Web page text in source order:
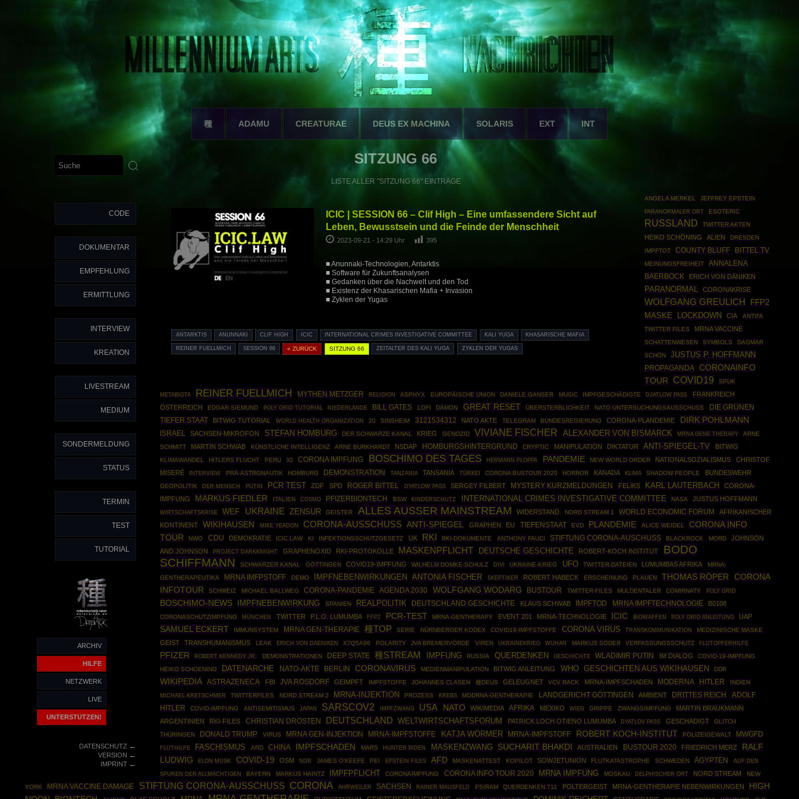
種 ADAMU CREATURAE DEUS EX MACHINA SOLARIS EXT INT
CODE
DOKUMENTAR
EMPFEHLUNG
ERMITTLUNG
INTERVIEW
KREATION
LIVESTREAM
MEDIUM
SONDERMELDUNG
STATUS
TERMIN
TEST
TUTORIAL
ARCHIV
HILFE
NETZWERK
LIVE
UNTERSTÜTZEN!
DATENSCHUTZ←
VERSION ←
IMPRINT←
SITZUNG 66
LISTE ALLER "SITZUNG 66" EINTRÄGE
ICIC | SESSION 66 – Clif High – Eine umfassendere Sicht auf
Leben, Bewusstsein und die Feinde der Menschheit
2023-09-21 - 14:29 Uhr 395
■ Anunnaki-Technologien, Antarktis
■ Software für Zukunftsanalysen
■ Gedanken über die Nachwelt und den Tod
■ Existenz der Khasarischen Mafia + Invasion
■ Zyklen der Yugas
ANTARKTIS ANUNNAKI CLIF HIGH ICIC INTERNATIONAL CRIMES INVESTIGATIVE COMMITTEE KALI YUGA KHASARISCHE MAFIA
REINER FUELLMICH SESSION 66 « ZURÜCK SITZUNG 66 ZEITALTER DES KALI YUGA ZYKLEN DER YUGAS
ANGELA MERKEL JEFFREY EPSTEIN
PARANORMALER ORT ESOTERIC
RUSSLAND TWITTER AKTEN
HEIKO SCHÖNING ALIEN
DRESDEN
IMPFTOT
COUNTY BLUFF BITTEL TV
MEINUNGSFREIHEIT
ANNALENA
BAERBOCK
ERICH VON DÄNIKEN
PARANORMAL CORONAKRISE
WOLFGANG GREULICH
FFP2
MASKE
LOCKDOWN CIA
ANTIFA
TWITTER FILES
MRNA VACCINE
SCHATTENWESEN SYMBOLS
DAGMAR
SCHÖN
JUSTUS P. HOFFMANN
PROPAGANDA
CORONAINFO
TOUR
COVID19 SPUK
METABIOTA REINER FUELLMICH MYTHEN METZGER RELIGION ASPHYX EUROPÄISCHE UNION DANIELE GANSER MUSIC IMPFGESCHÄDIGTE DJATLOW PASS
FRANKREICH
ÖSTERREICH
EDGAR SIEMUND POLY GRID TUTORIAL NIEDERLANDE BILL GATES LOFI DÄMON GREAT RESET ÜBERSTERBLICHKEIT NATO UNTERSUCHUNGSAUSSCHUSS
DIE GRÜNEN
TIEFER STAAT
BITWIG TUTORIAL WORLD HEALTH ORGANIZATION 2G SINSHEIM 3121534312 NATO AKTE TELEGRAM BUNDESREGIERUNG CORONA-PLANDEMIE DIRK POHLMANN
ISRAEL SACHSEN-MIKROFON STEFAN HOMBURG DER SCHWARZE KANAL KRIEG GENOZID VIVIANE FISCHER ALEXANDER VON BISMARCK MRNA GENE THERAPY
ARNE
SCHMITT
MARTIN SCHWAB KÜNSTLICHE INTELLIGENZ ARNE BURKHARDT NSDAP HOMBURGSHINTERGRUND CRYPTIC MANIPULATION DIKTATUR ANTI-SPIEGEL-TV BITWIG
KLIMAWANDEL HITLERS FLUCHT PERU 3G CORONA IMPFUNG BOSCHIMO DES TAGES HERMANN PLOPPA PANDEMIE NEW WORLD ORDER NATIONALSOZIALISMUS
CHRISTOF
MISERÉ
INTERVIEW PRÄ-ASTRONAUTIK HOMBURG DEMONSTRATION TANZANIA TANSANIA TÜRKEI CORONA BUSTOUR 2020 HORROR KANADA KLIMA SHADOW PEOPLE BUNDESWEHR
GEOPOLITIK DER MENSCH PUTIN PCR TEST ZDF SPD ROGER BITTEL DYATLOW PASS SERGEY FILBERT MYSTERY KURZMELDUNGEN FELIKS KARL LAUTERBACH
CORONA-
IMPFUNG
MARKUS FIEDLER ITALIEN COSMO PFIZERBIONTECH BSW KINDERSCHUTZ INTERNATIONAL CRIMES INVESTIGATIVE COMMITTEE NASA JUSTUS HOFFMANN
WIRTSCHAFTSKRISE WEF UKRAINE ZENSUR GEISTER ALLES AUSSER MAINSTREAM WIDERSTAND NORD STREAM 1 WORLD ECONOMIC FORUM
AFRIKANISCHER
KONTINENT
WIKIHAUSEN MIKE YEADON CORONA-AUSSCHUSS ANTI-SPIEGEL GRAPHEN EU TIEFENSTAAT EVD PLANDEMIE ALICE WEIDEL
CORONA INFO
TOUR
NWO CDU DEMOKRATIE ICIC.LAW KI INFEKTIONSSCHUTZGESETZ UK RKI RKI-DOKUMENTE ANTHONY FAUCI STIFTUNG CORONA-AUSCHUSS BLACKROCK MORD
JOHNSON
AND JOHNSON
PROJECT DARKKNIGHT GRAPHENOXID RKI-PROTOKOLLE MASKENPFLICHT DEUTSCHE GESCHICHTE ROBERT-KOCH INSTITUT
BODO
SCHIFFMANN
SCHWARZER KANAL GÖTTINGEN COVID19-IMPFUNG WILHELM DOMKE-SCHULZ DIVI UKRAINE-KRIEG UFO TWITTER-DATEIEN LUMUMBAS AFRIKA
MRNA-
GENTHERAPEUTIKA
MRNA IMFPSTOFF DEMO IMPFNEBENWIRKUNGEN ANTONIA FISCHER SKEPTIKER ROBERT HABECK ERSCHEINUNG PLAUEN THOMAS RÖPER
CORONA
INFOTOUR
SCHWEIZ MICHAEL BALLWEG CORONA-PANDEMIE AGENDA 2030 WOLFGANG WODARG BUSTOUR TWITTER-FILES MULDENTALER COMIRNATY POLY GRID
BOSCHIMO-NEWS IMPFNEBENWIRKUNG SPANIEN REALPOLITIK DEUTSCHLAND GESCHICHTE KLAUS SCHWAB IMPFTOD MRNA IMPFTECHNOLOGIE B0108
CORONASCHUTZIMPFUNG MÜNCHEN TWITTER P.L.O. LUMUMBA FFP2 PCR-TEST MRNA-GENTHERAPY EVENT 201 MRNA-TECHNOLOGIE ICIC BIOWAFFEN POLY GRID ANLEITUNG UAP
SAMUEL ECKERT IMMUNSYSTEM MRNA GEN-THERAPIE 種TOP SERIE NÜRNBERGER KODEX COVID19-IMPFSTOFFE CORONA VIRUS TRANSKOMMUNIKATION MEDIZINISCHE MASKE
GEIST TRANSHUMANISMUS LEAK ERICH VON DAENIKEN X7Q5A96 POLARITY JVA BREMERVÖRDE VIREN UKRAINEKRIEG WUHAN MARKUS SÖDER VERFASSUNGSSCHUTZ FLUTOPFERHILFE
PFIZER ROBERT KENNEDY JR. DEMONSTRATIONEN DEEP STATE 種STREAM IMPFUNG RUSSIA QUERDENKEN GESCHICHTE WLADIMIR PUTIN IM DIALOG
COVID-19-IMPFUNG
HEIKO SCHOENING
DATENARCHE NATO-AKTE BERLIN CORONAVIRUS MEDIENMANIPULATION BITWIG ANLEITUNG WHO GESCHICHTEN AUS WIKIHAUSEN DDR
WIKIPEDIA ASTRAZENECA FBI JVA ROSDORF GEIMPFT IMPFSTOFFE JOHANNES CLASEN 種DEUS GELEUGNET VCV RACK MRNA-IMPFSCHADEN MODERNA HITLER INDIEN
MICHAEL KRETSCHMER TWITTERFILES NORD STREAM 2 MRNA-INJEKTION PROZESS KREBS MODRNA-GENTHERAPIE LANDGERICHT GÖTTINGEN AMBIENT DRITTES REICH
ADOLF
HITLER
COVID-IMPFUNG ANTISEMITISMUS JAPAN SARSCOV2 IMPFZWANG USA NATO WIKIMEDIA AFRIKA MEXIKO WIEN GRIPPE ZWANGSIMPFUNG
MARTIN BRAUKMANN
ARGENTINIEN
RKI-FILES CHRISTIAN DROSTEN DEUTSCHLAND WELTWIRTSCHAFTSFORUM PATRICK LOCH OTIENO LUMUMBA DYATLOV PASS GESCHÄDIGT
GLITCH
THÜRINGEN
DONALD TRUMP VIRUS MRNA GEN-INJEKTION MRNA-IMPFSTOFFE KATJA WÖRMER MRNA-IMPFSTOFF ROBERT KOCH-INSTITUT POLIZEIGEWALT MWGFD
FLUTHILFE FASCHISMUS ARD CHINA IMPFSCHADEN MARS HUNTER BIDEN MASKENZWANG SUCHARIT BHAKDI AUSTRALIEN BUSTOUR 2020 FRIEDRICH MERZ
RALF
LUDWIG
ELON MUSK COVID-19 OSM NDR JAMES O'KEEFE PEI EPSTEIN FILES AFD MASKENATTEST KOPILOT SOWJETUNION FLUTKATASTROPHE SCHWEDEN ÄGYPTEN AUF DEN
SPUREN DER ALLMÄCHTIGEN BAYERN MARKUS HAINTZ IMPFPFLICHT CORONAIMPFUNG CORONA INFO TOUR 2020 MRNA IMPFUNG MOSKAU DELPHISCHER ORT NORD STREAM
NEW
YORK
MRNA VACCINE DAMAGE STIFTUNG CORONA-AUSSCHUSS CORONA AHRWEILER SACHSEN RAINER MAUSFELD PSIRAM QUERDENKEN 711 POLTERGEIST MRNA-GENTHERAPIE NEBENWIRKUNGEN
HIGH